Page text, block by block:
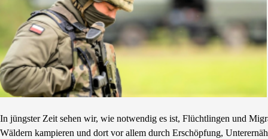
In jüngster Zeit sehen wir, wie notwendig es ist, Flüchtlingen und
Wäldern kampieren und dort vor allem durch Erschöpfung,